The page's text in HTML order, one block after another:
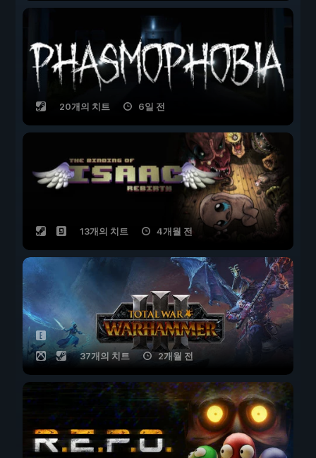
20개의 치트 6일 전
13개의 치트 4개월 전
37개의 치트 2개월 전